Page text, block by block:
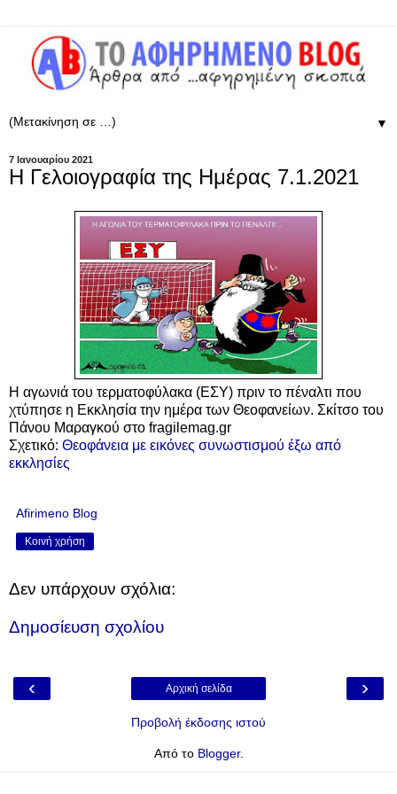
▼
7 Ιανουαρίου 2021
Η Γελοιογραφία της Ημέρας 7.1.2021
Η αγωνιά του τερματοφύλακα (ΕΣΥ) πριν το πέναλτι που
χτύπησε η Εκκλησία την ημέρα των Θεοφανείων. Σκίτσο του
Πάνου Μαραγκού στο fragilemag.gr
Σχετικό: Θεοφάνεια με εικόνες συνωστισμού έξω από
εκκλησίες
Afirimeno Blog
Κοινή χρήση
Δεν υπάρχουν σχόλια:
Δημοσίευση σχολίου
‹ ›
Αρχική σελίδα
Προβολή έκδοσης ιστού
Από το Blogger.